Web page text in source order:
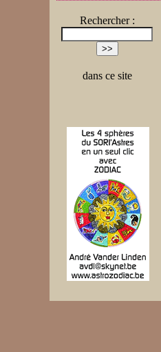
Rechercher :
dans ce site